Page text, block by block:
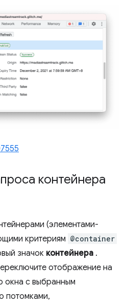
контейнера
(элементами-
критериям @container
значок контейнера .
отображение на
окна с выбранным
потомками,